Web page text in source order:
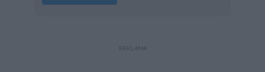
REKLAMA